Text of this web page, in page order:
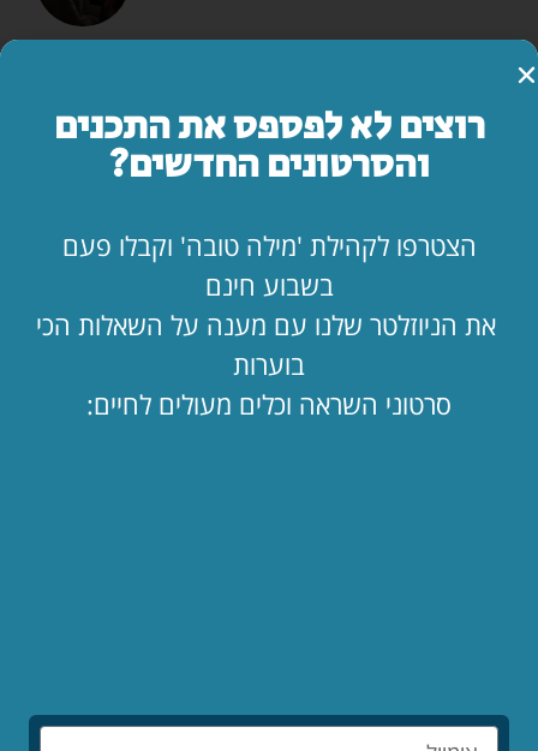
מה עושים ביום הצום?
"אמא, יש משהו שאני חייב לספר לך…"
לקריאת המאמר »
החופש כאן. בעלי שם. איך מחזיקים מעמד?!
רוצים לא לפספס את התכנים
והסרטונים החדשים?
הצטרפו לקהילת 'מילה טובה' וקבלו פעם
בשבוע חינם
את הניוזלטר שלנו עם מענה על השאלות הכי
בוערות
סרטוני השראה וכלים מעולים לחיים: